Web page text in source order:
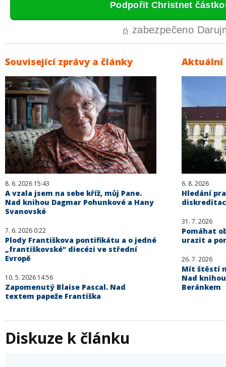
Související zprávy a články
8. 6. 2026 15:43
A vzala jsem na sebe kříž, můj Pane.
Nad knihou Dagmar Pohunkové a Hany
Svanovské
7. 6. 2026 0:22
Plody Františkova pontifikátu a o jedné
„františkovské“ diecézi ve střední
Evropě
10. 5. 2026 14:56
Zapomenutý Blaise Pascal. Nad
textem papeže Františka
Aktuální
6. 8. 2026
Hledání
31. 7. 2026
Pomáhat
urazit a
26. 7. 2026
Mít štěstí
Nad
Beránkem
Diskuze k článku